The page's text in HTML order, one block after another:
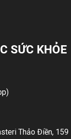
SỨC KHỎE
Thảo Điền, 159